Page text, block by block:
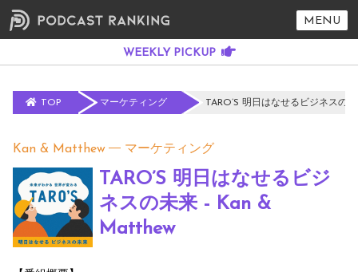
MENU
TOP マーケティング TARO’S 明日はなせるビジネス
Kan & Matthew マーケティング
TARO’S 明日はなせるビジ
ネスの未来 - Kan &
Matthew